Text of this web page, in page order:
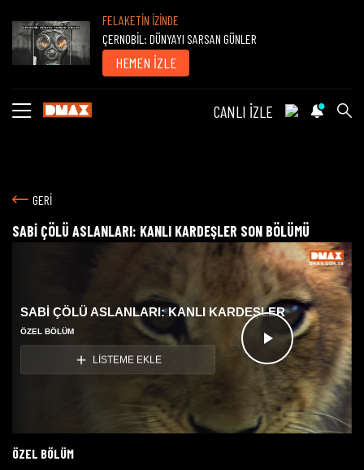
FELAKETİN İZİNDE
ÇERNOBİL: DÜNYAYI SARSAN GÜNLER
HEMEN İZLE
CANLI İZLE
GERİ
SABİ ÇÖLÜ ASLANLARI: KANLI KARDEŞLER SON BÖLÜMÜ
Videoyu
Oynat
SABİ ÇÖLÜ ASLANLARI: KANLI KARDEŞLER
ÖZEL BÖLÜM
LİSTEME EKLE
ÖZEL BÖLÜM